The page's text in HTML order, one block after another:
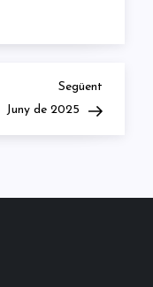
Post
Següent
Juny de 2025